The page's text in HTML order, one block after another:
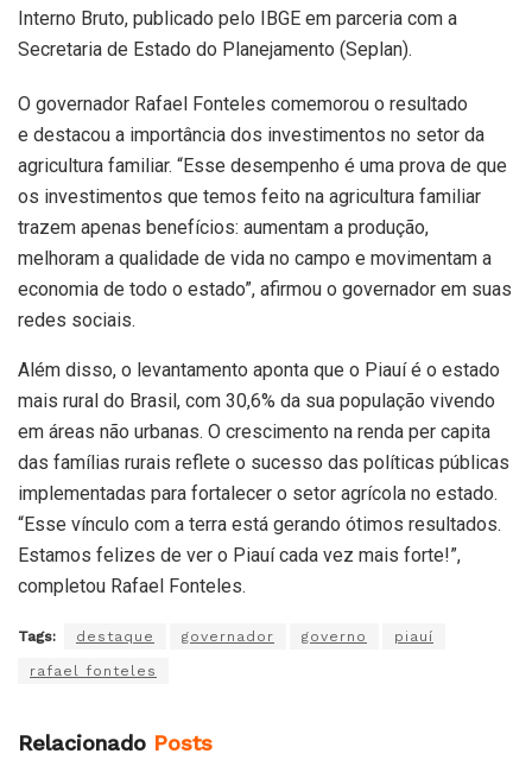
Interno Bruto, publicado pelo IBGE em parceria com a
Secretaria de Estado do Planejamento (Seplan).
O governador Rafael Fonteles comemorou o resultado
e destacou a importância dos investimentos no setor da
agricultura familiar. “Esse desempenho é uma prova de que
os investimentos que temos feito na agricultura familiar
trazem apenas benefícios: aumentam a produção,
melhoram a qualidade de vida no campo e movimentam a
economia de todo o estado”, afirmou o governador em suas
redes sociais.
Além disso, o levantamento aponta que o Piauí é o estado
mais rural do Brasil, com 30,6% da sua população vivendo
em áreas não urbanas. O crescimento na renda per capita
das famílias rurais reflete o sucesso das políticas públicas
implementadas para fortalecer o setor agrícola no estado.
“Esse vínculo com a terra está gerando ótimos resultados.
Estamos felizes de ver o Piauí cada vez mais forte!”,
completou Rafael Fonteles.
Tags: destaque governador governo piauí
rafael fonteles
Relacionado Posts